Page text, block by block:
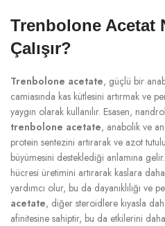
Trenbolone Acetat
Çalışır?
Trenbolone acetate, güçlü bir
camiasında kas kütlesini artırmak ve
yaygın olarak kullanılır. Esasen,
trenbolone acetate, anabolik ve
protein sentezini artırarak ve azot
büyümesini desteklediği anlamına
hücresi üretimini artırarak kaslara
yardımcı olur, bu da dayanıklılığı ve
acetate, diğer steroidlere kıyasla
afinitesine sahiptir, bu da etkilerini